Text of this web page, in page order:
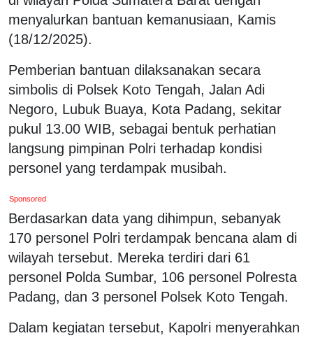
menyalurkan bantuan kemanusiaan, Kamis
(18/12/2025).
Pemberian bantuan dilaksanakan secara
simbolis di Polsek Koto Tengah, Jalan Adi
Negoro, Lubuk Buaya, Kota Padang, sekitar
pukul 13.00 WIB, sebagai bentuk perhatian
langsung pimpinan Polri terhadap kondisi
personel yang terdampak musibah.
Sponsored
Berdasarkan data yang dihimpun, sebanyak
170 personel Polri terdampak bencana alam di
wilayah tersebut. Mereka terdiri dari 61
personel Polda Sumbar, 106 personel Polresta
Padang, dan 3 personel Polsek Koto Tengah.
Dalam kegiatan tersebut, Kapolri menyerahkan